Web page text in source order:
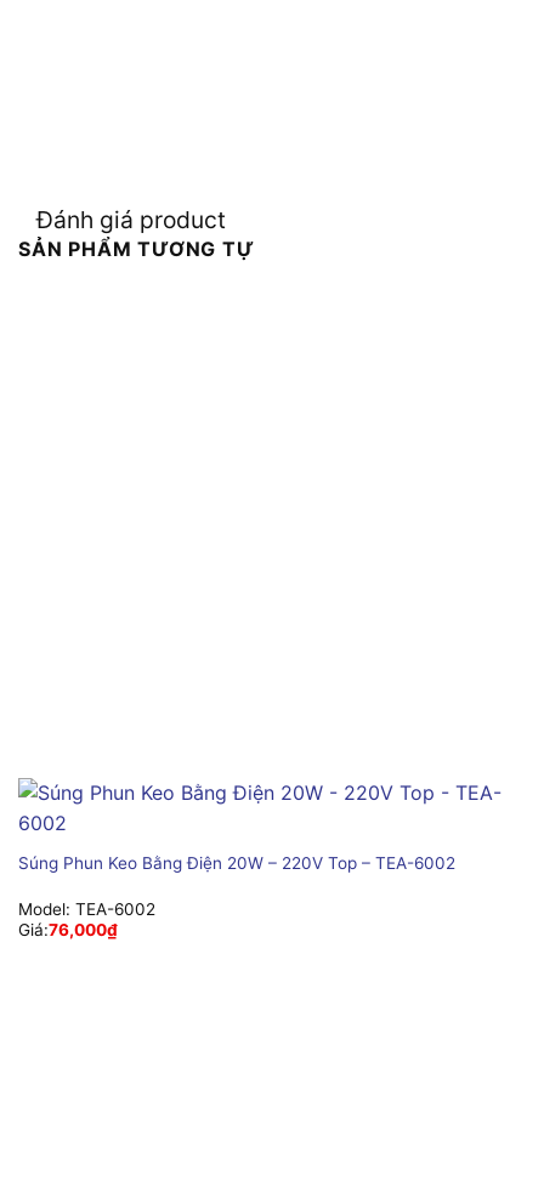
Đánh giá product
SẢN PHẨM TƯƠNG TỰ
Súng Phun Keo Bằng Điện 20W – 220V Top – TEA-6002
Model: TEA-6002
Giá:76,000₫